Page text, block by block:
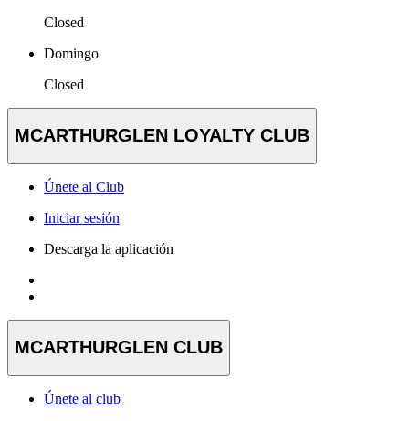
Closed
Domingo
Closed
MCARTHURGLEN LOYALTY CLUB
Únete al Club
Iniciar sesión
Descarga la aplicación
MCARTHURGLEN CLUB
Únete al club